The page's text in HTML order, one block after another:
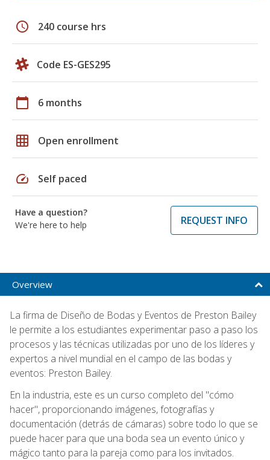
schedule 240 course hrs
Code ES-GES295
calendar_today 6 months
grid_on Open enrollment
speed Self paced
Have a question?
We're here to help
REQUEST INFO
Overview
La firma de Diseño de Bodas y Eventos de Preston Bailey
le permite a los estudiantes experimentar paso a paso los
procesos y las técnicas utilizadas por uno de los líderes y
expertos a nivel mundial en el campo de las bodas y
eventos: Preston Bailey.
En la industria, este es un curso completo del "cómo
hacer", proporcionando imágenes, fotografías y
documentación (detrás de cámaras) sobre todo lo que se
puede hacer para que una boda sea un evento único y
mágico tanto para la pareja como para los invitados.